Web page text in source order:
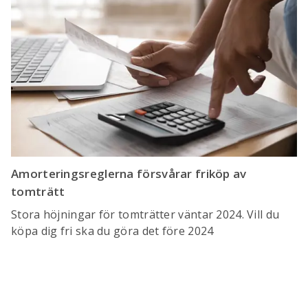
Amorteringsreglerna försvårar friköp av
tomträtt
Stora höjningar för tomträtter väntar 2024. Vill du
köpa dig fri ska du göra det före 2024